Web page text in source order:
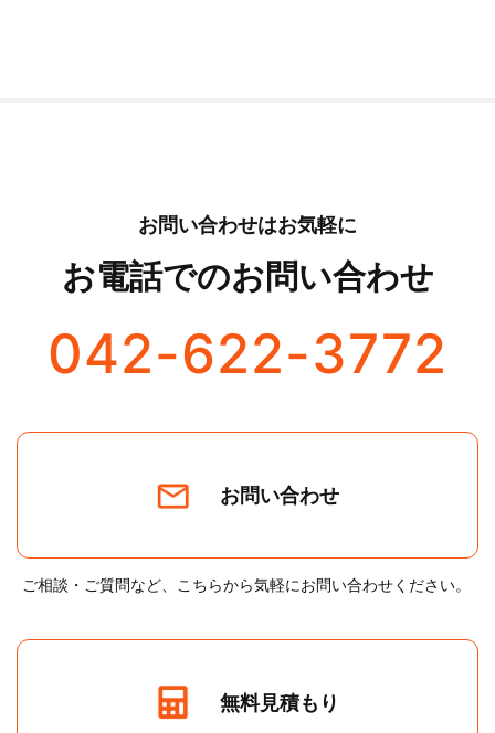
お問い合わせはお気軽に
お電話でのお問い合わせ
042-622-3772
お問い合わせ
ご相談・ご質問など、こちらから気軽にお問い合わせください。
無料見積もり